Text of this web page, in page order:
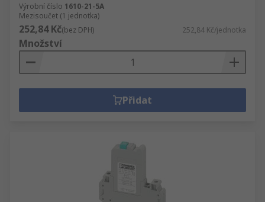
Výrobní číslo 1610-21-5A
Mezisoučet (1 jednotka)
252,84 Kč(bez DPH) 252,84 Kč/jednotka
Množství
Přidat